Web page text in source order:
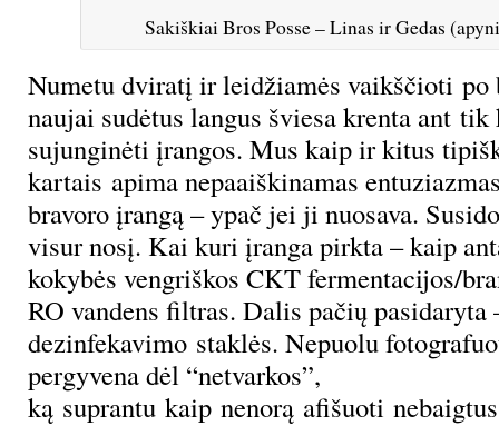
Sakiškiai Bros Posse – Linas ir Gedas
Numetu dviratį ir leidžiamės vaikščioti po
naujai sudėtus langus šviesa krenta ant tik
sujunginėti įrangos. Mus kaip ir kitus
kartais apima nepaaiškinamas
bravoro įrangą – ypač jei ji nuosava.
visur nosį. Kai kuri įranga pirkta – kaip
kokybės vengriškos CKT fermentacijos/
RO vandens filtras. Dalis pačių pasidaryta
dezinfekavimo staklės. Nepuolu
pergyvena dėl “netvarkos”,
ką suprantu kaip nenorą afišuoti